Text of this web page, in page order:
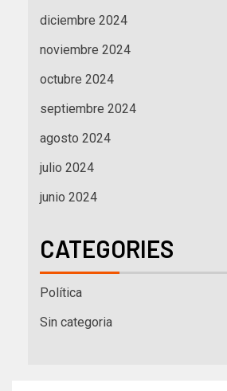
diciembre 2024
noviembre 2024
octubre 2024
septiembre 2024
agosto 2024
julio 2024
junio 2024
CATEGORIES
Política
Sin categoria